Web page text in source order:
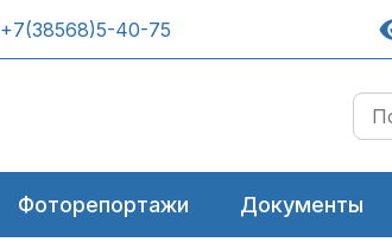
+7(38568)5-40-75
Фоторепортажи Документы